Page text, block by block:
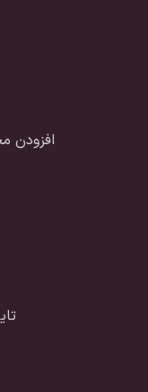
افزودن